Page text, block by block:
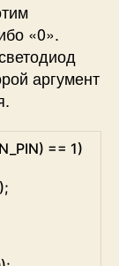
«0».
аргумент
) == 1)
);